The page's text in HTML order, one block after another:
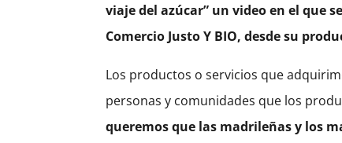
viaje del azúcar” un video en el que
Comercio Justo Y BIO, desde su
Los productos o servicios que
personas y comunidades que los
queremos que las madrileñas y los